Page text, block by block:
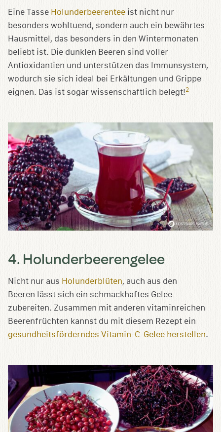
Eine Tasse Holunderbeerentee ist nicht nur
besonders wohltuend, sondern auch ein bewährtes
Hausmittel, das besonders in den Wintermonaten
beliebt ist. Die dunklen Beeren sind voller
Antioxidantien und unterstützen das Immunsystem,
wodurch sie sich ideal bei Erkältungen und Grippe
eignen. Das ist sogar wissenschaftlich belegt!2
4. Holunderbeerengelee
Nicht nur aus Holunderblüten, auch aus den
Beeren lässt sich ein schmackhaftes Gelee
zubereiten. Zusammen mit anderen vitaminreichen
Beerenfrüchten kannst du mit diesem Rezept ein
gesundheitsförderndes Vitamin-C-Gelee herstellen.